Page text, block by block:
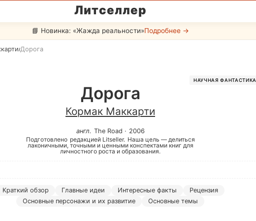
Литселлер
📘 Новинка: «Жажда реальности»Подробнее →
/Дорога
НАУЧНАЯ ФАНТАСТИКА
Дорога
Кормак Маккарти
англ. The Road · 2006
Подготовлено редакцией Litseller. Наша цель — делиться
лаконичными, точными и ценными конспектами книг для
личностного роста и образования.
Краткий обзор Главные идеи Интересные факты
Рецензия
Основные персонажи и их развитие
Основные темы